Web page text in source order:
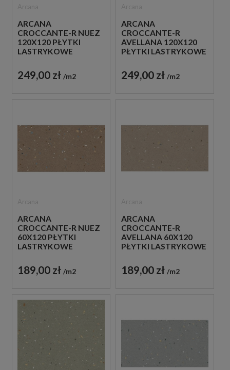
ARCANA
CROCCANTE-R NUEZ
120X120 PŁYTKI
LASTRYKOWE
249,00 zł m2
ARCANA
CROCCANTE-R
AVELLANA 120X120
PŁYTKI LASTRYKOWE
249,00 zł m2
ARCANA
CROCCANTE-R NUEZ
60X120 PŁYTKI
LASTRYKOWE
189,00 zł m2
ARCANA
CROCCANTE-R
AVELLANA 60X120
PŁYTKI LASTRYKOWE
189,00 zł m2